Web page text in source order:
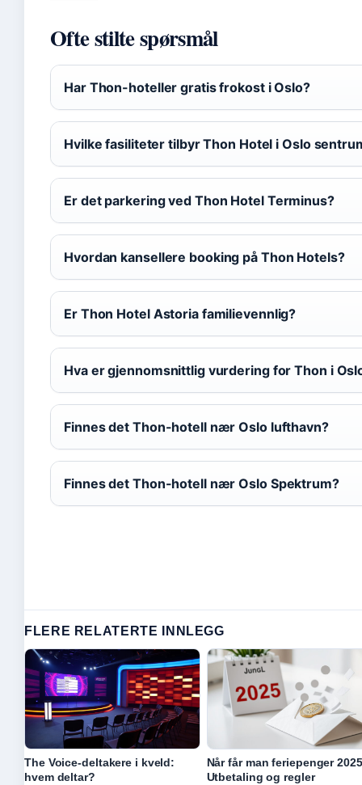
Ofte stilte spørsmål
Har Thon-hoteller gratis frokost i Oslo?
Hvilke fasiliteter tilbyr Thon Hotel i Oslo
Er det parkering ved Thon Hotel Terminus?
Hvordan kansellere booking på Thon Hotels?
Er Thon Hotel Astoria familievennlig?
Hva er gjennomsnittlig vurdering for Thon i
Finnes det Thon-hotell nær Oslo lufthavn?
Finnes det Thon-hotell nær Oslo Spektrum?
FLERE RELATERTE INNLEGG
The Voice-deltakere i kveld:
hvem deltar?
Når får man feriepenger
Utbetaling og regler